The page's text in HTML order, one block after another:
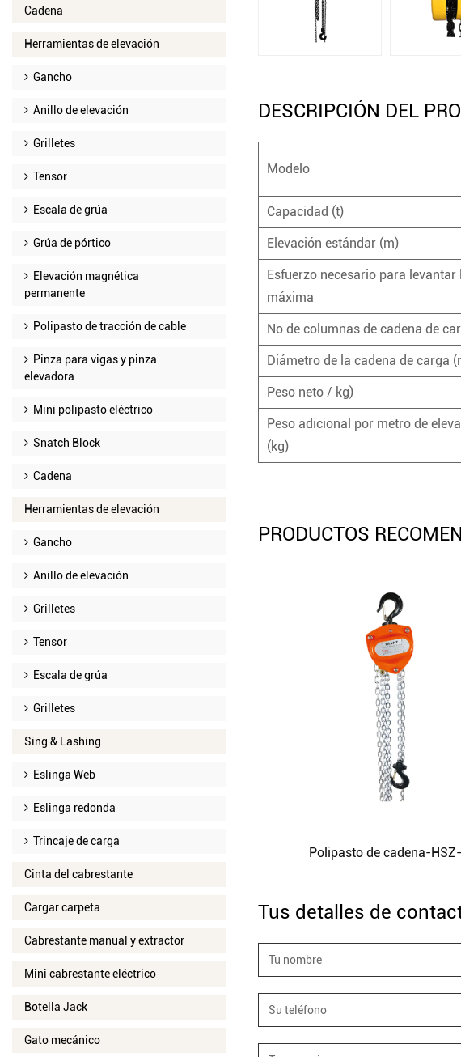
Cadena
Herramientas de elevación
Gancho
Anillo de elevación
Grilletes
Tensor
Escala de grúa
Grúa de pórtico
Elevación magnética
permanente
Polipasto de tracción de cable
Pinza para vigas y pinza
elevadora
Mini polipasto eléctrico
Snatch Block
Cadena
Herramientas de elevación
Gancho
Anillo de elevación
Grilletes
Tensor
Escala de grúa
Grilletes
Sing & Lashing
Eslinga Web
Eslinga redonda
Trincaje de carga
Cinta del cabrestante
Cargar carpeta
Cabrestante manual y extractor
Mini cabrestante eléctrico
Botella Jack
Gato mecánico
DESCRIPCIÓN DEL
Modelo
Capacidad (t)
Elevación estándar (m)
Esfuerzo necesario para levantar
máxima
No de columnas de cadena de
Diámetro de la cadena de carga
Peso neto / kg)
Peso adicional por metro de
(kg)
PRODUCTOS
Polipasto de cadena-
Tus detalles de